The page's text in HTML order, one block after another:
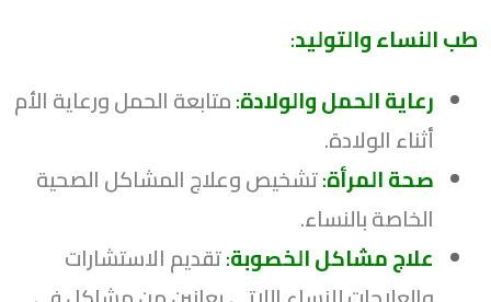
طب النساء والتوليد:
رعاية الحمل والولادة:متابعة الحمل ورعاية الأم
أثناء الولادة.
صحة المرأة:تشخيص وعلاج المشاكل الصحية
الخاصة بالنساء.
علاج مشاكل الخصوبة:تقديم الاستشارات